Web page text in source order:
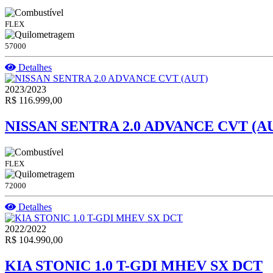
FLEX
57000
Detalhes
2023/2023
R$ 116.999,00
NISSAN SENTRA 2.0 ADVANCE CVT
FLEX
72000
Detalhes
2022/2022
R$ 104.990,00
KIA STONIC 1.0 T-GDI MHEV SX DCT